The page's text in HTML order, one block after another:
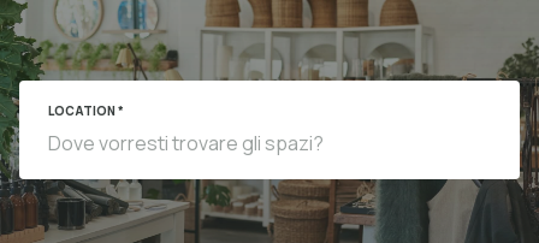
LOCATION *